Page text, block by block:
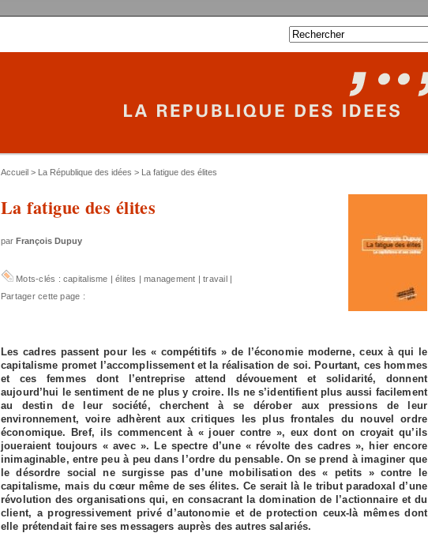
Accueil > La République des idées > La fatigue des élites
La fatigue des élites
par François Dupuy
Mots-clés : capitalisme |élites |management |travail|
Partager cette page :
Les cadres passent pour les « compétitifs » de l’économie moderne, ceux à qui le
capitalisme promet l’accomplissement et la réalisation de soi. Pourtant, ces hommes
et ces femmes dont l’entreprise attend dévouement et solidarité, donnent
aujourd’hui le sentiment de ne plus y croire. Ils ne s’identifient plus aussi facilement
au destin de leur société, cherchent à se dérober aux pressions de leur
environnement, voire adhèrent aux critiques les plus frontales du nouvel ordre
économique. Bref, ils commencent à « jouer contre », eux dont on croyait qu’ils
joueraient toujours « avec ». Le spectre d’une « révolte des cadres », hier encore
inimaginable, entre peu à peu dans l’ordre du pensable. On se prend à imaginer que
le désordre social ne surgisse pas d’une mobilisation des « petits » contre le
capitalisme, mais du cœur même de ses élites. Ce serait là le tribut paradoxal d’une
révolution des organisations qui, en consacrant la domination de l’actionnaire et du
client, a progressivement privé d’autonomie et de protection ceux-là mêmes dont
elle prétendait faire ses messagers auprès des autres salariés.